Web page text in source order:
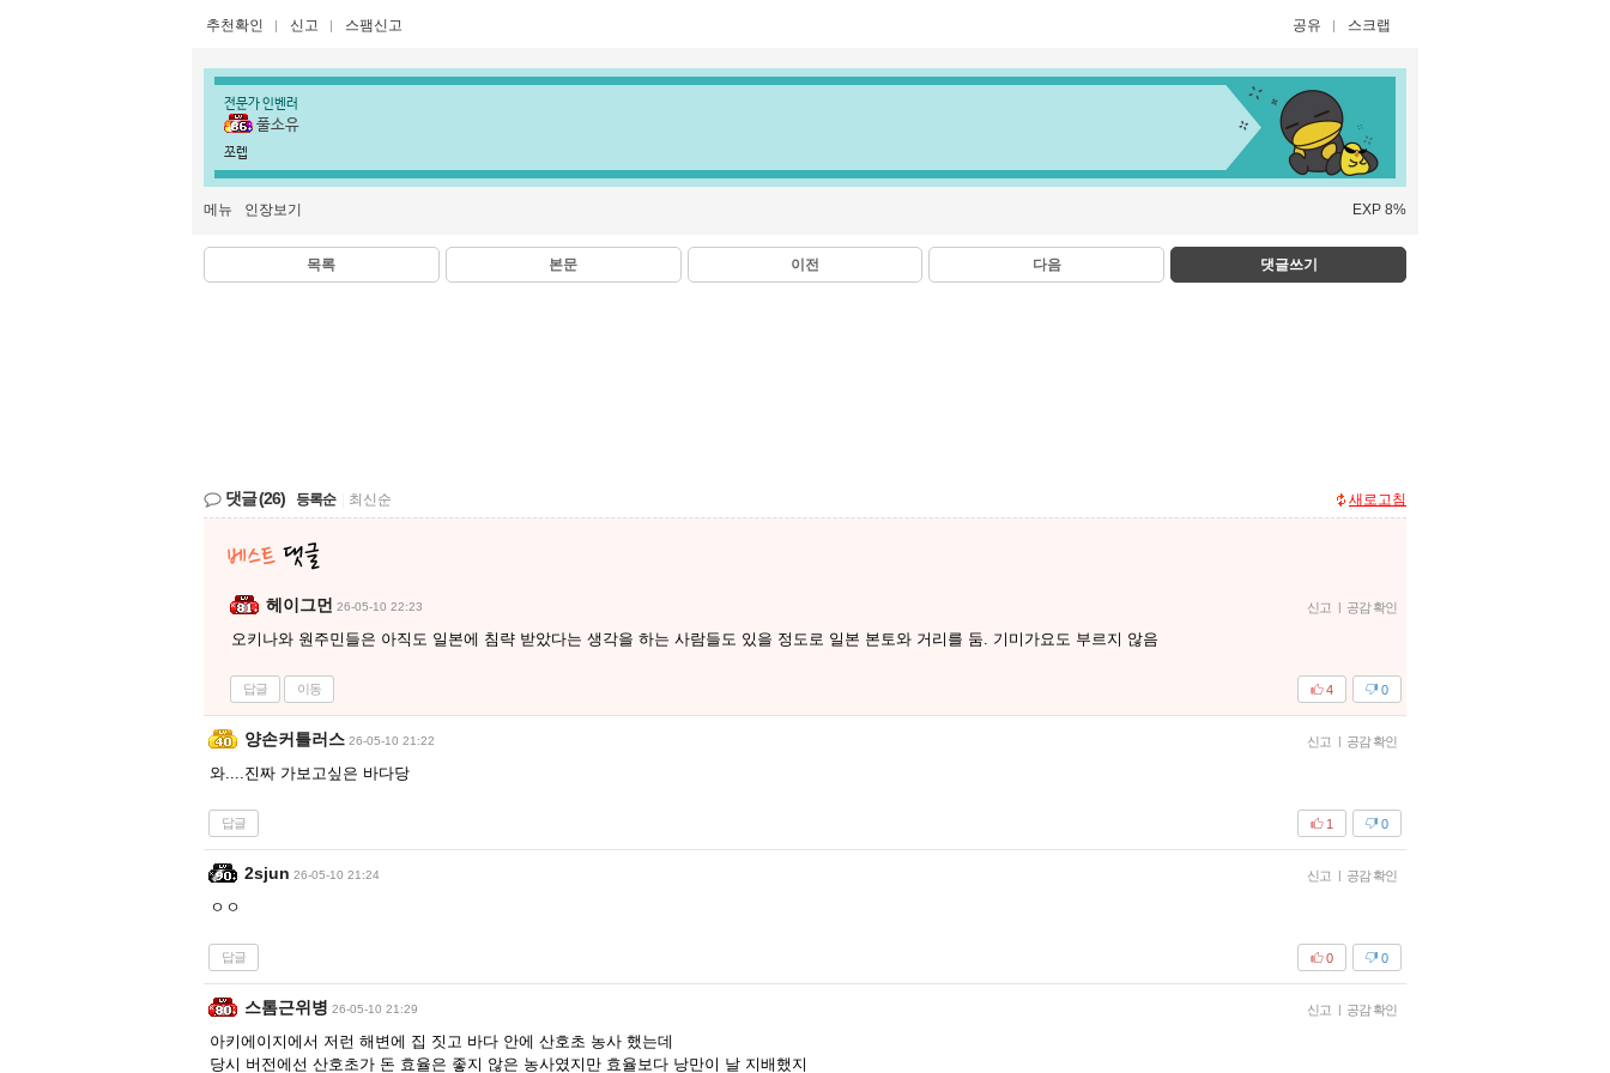
추천확인 신고 스팸신고 공유 스크랩
전문가 인벤러
풀소유
쪼렙
메뉴 인장보기 EXP 8%
목록 본문 이전 다음 댓글쓰기
댓글(26) 등록순 최신순 새로고침
헤이그먼 26-05-10 22:23 신고 | 공감 확인
오키나와 원주민들은 아직도 일본에 침략 받았다는 생각을 하는 사람들도 있을 정도로 일본 본토와 거리를 둠. 기미가요도 부르지 않음
답글 이동 0
4
양손커틀러스 26-05-10 21:22 신고 | 공감 확인
와....진짜 가보고싶은 바다당
답글 0
1
2sjun 26-05-10 21:24 신고 | 공감 확인
ㅇㅇ
답글 0
0
스톰근위병 26-05-10 21:29 신고 | 공감 확인
아키에이지에서 저런 해변에 집 짓고 바다 안에 산호초 농사 했는데
당시 버전에선 산호초가 돈 효율은 좋지 않은 농사였지만 효율보다 낭만이 날 지배했지